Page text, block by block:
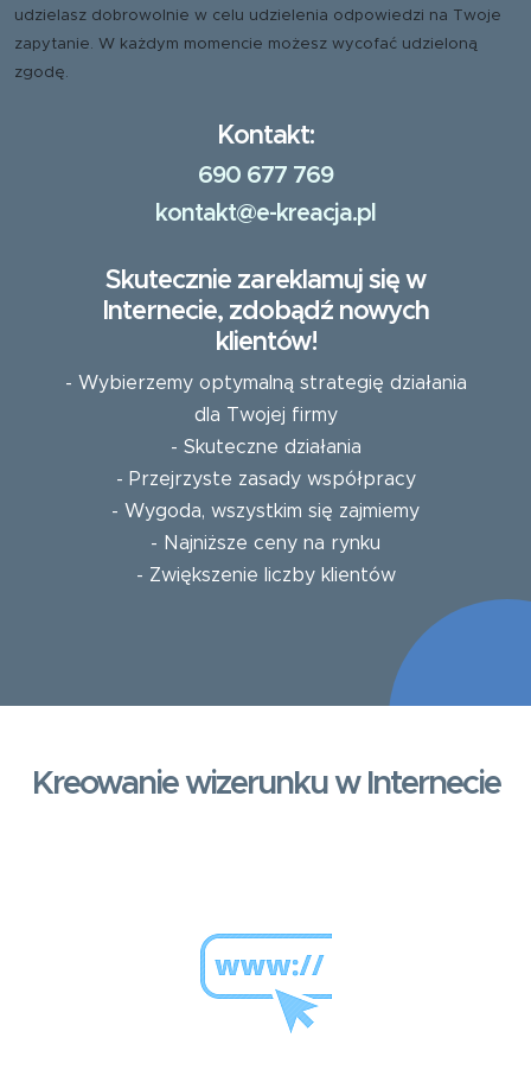
udzielasz dobrowolnie w celu udzielenia odpowiedzi na Twoje
zapytanie. W każdym momencie możesz wycofać udzieloną
zgodę.
Kontakt:
690 677 769
kontakt@e-kreacja.pl
Skutecznie zareklamuj się w
Internecie, zdobądź nowych
klientów!
- Wybierzemy optymalną strategię działania
dla Twojej firmy
- Skuteczne działania
- Przejrzyste zasady współpracy
- Wygoda, wszystkim się zajmiemy
- Najniższe ceny na rynku
- Zwiększenie liczby klientów
Kreowanie wizerunku w Internecie